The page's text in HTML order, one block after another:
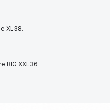
XL38.
BIG XXL36